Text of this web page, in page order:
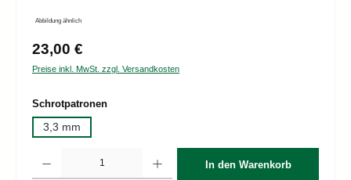
Abbildung ähnlich
Regulärer Preis:
23,00 €
Preise inkl. MwSt. zzgl. Versandkosten
Schrotpatronenauswählen
3,3 mm
In den Warenkorb